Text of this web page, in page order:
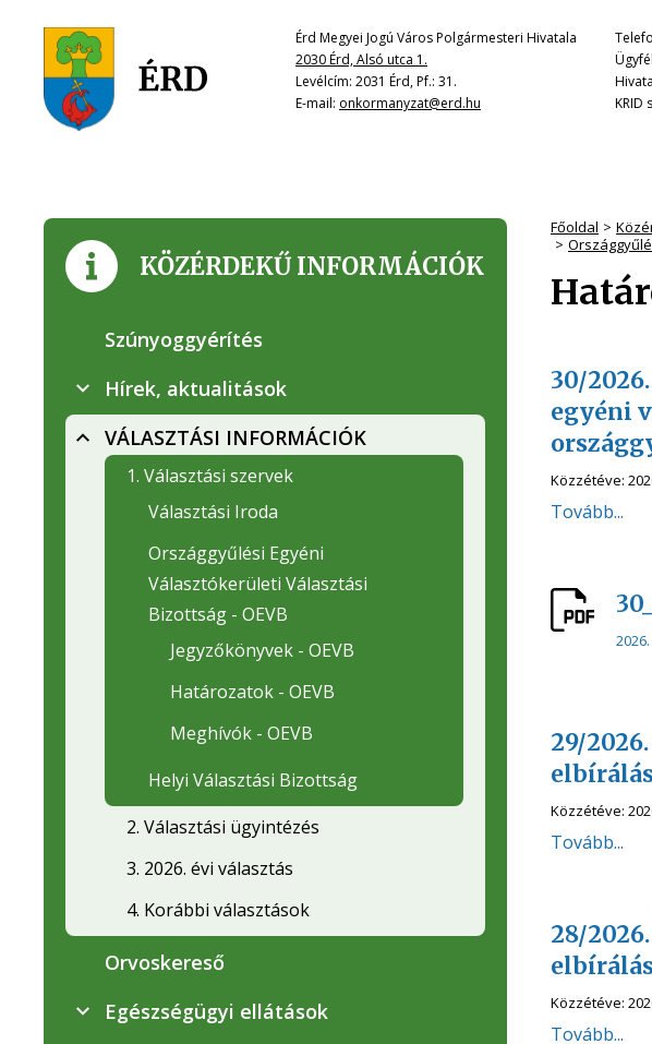
Érd Megyei Jogú Város Polgármesteri Hivatala
2030 Érd, Alsó utca 1.
Levélcím: 2031 Érd, Pf.: 31.
E-mail: onkormanyzat@erd.hu
KRID
Főoldal
30/
egyéni
Közzétéve:
Tovább...
29/
Közzétéve:
Tovább...
28/
Közzétéve:
Tovább...
KÖZÉRDEKŰ INFORMÁCIÓK
Szúnyoggyérítés
Hírek, aktualitások
VÁLASZTÁSI INFORMÁCIÓK
1. Választási szervek
Választási Iroda
Országgyűlési Egyéni
Választókerületi Választási
Bizottság - OEVB
Jegyzőkönyvek - OEVB
Határozatok - OEVB
Meghívók - OEVB
Helyi Választási Bizottság
2. Választási ügyintézés
3. 2026. évi választás
4. Korábbi választások
Orvoskereső
Egészségügyi ellátások